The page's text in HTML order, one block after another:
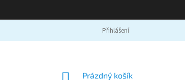
Přihlášení
NÁKUPNÍ
Prázdný košík